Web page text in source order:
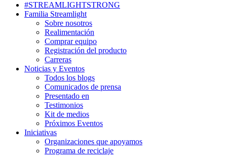
#STREAMLIGHTSTRONG
Familia Streamlight
Sobre nosotros
Realimentación
Comprar equipo
Registración del producto
Carreras
Noticias y Eventos
Todos los blogs
Comunicados de prensa
Presentado en
Testimonios
Kit de medios
Próximos Eventos
Iniciativas
Organizaciones que apoyamos
Programa de reciclaje